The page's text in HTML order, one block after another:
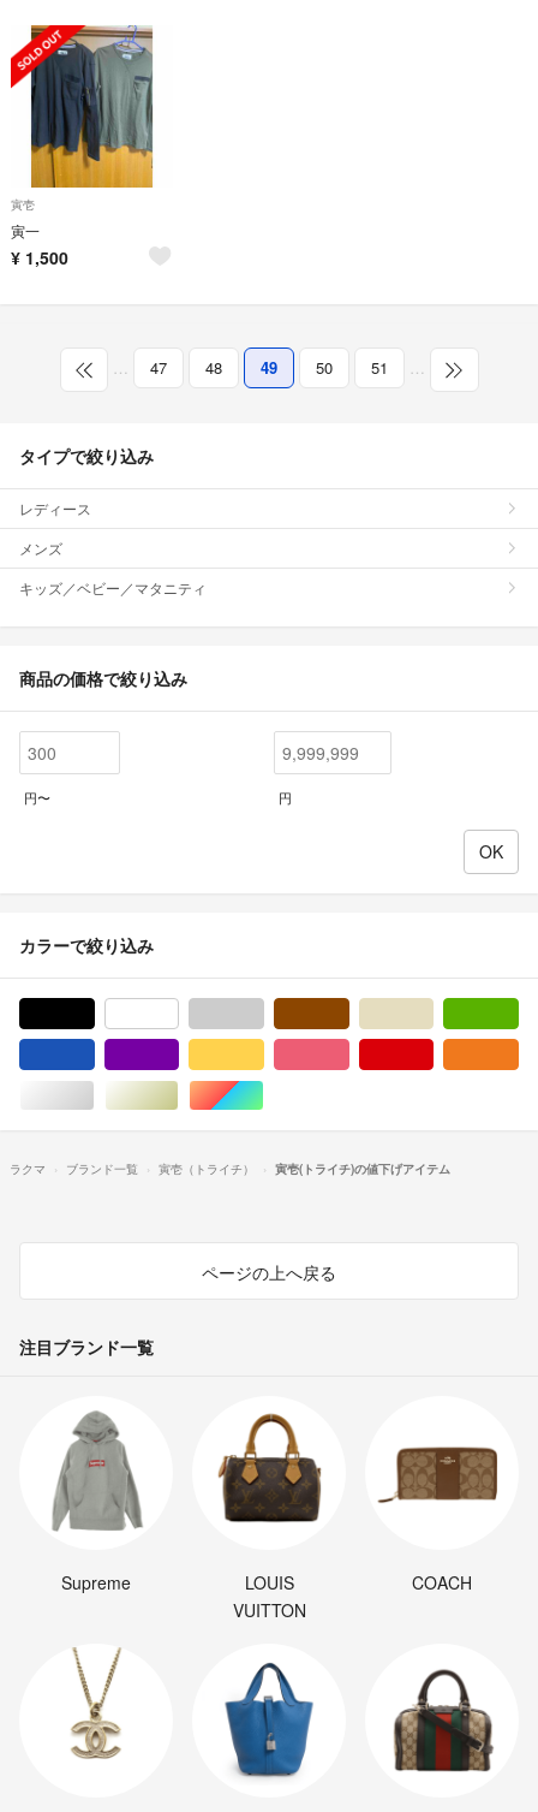
寅壱
寅一
¥ 1,500
… 47 48 49 50 51 …
タイプで絞り込み
レディース
メンズ
キッズ／ベビー／マタニティ
商品の価格で絞り込み
円〜 円
カラーで絞り込み
シルバー/銀色系ゴールド/金色系マルチカラー
ラクマ ブランド一覧 寅壱（トライチ） 寅壱(トライチ)の値下げアイテム
ページの上へ戻る
注目ブランド一覧
Supreme
LOUIS
VUITTON
COACH